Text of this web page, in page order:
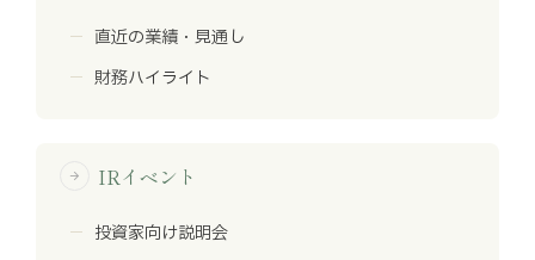
直近の業績・見通し
財務ハイライト
arrow_forward IRイベント
投資家向け説明会